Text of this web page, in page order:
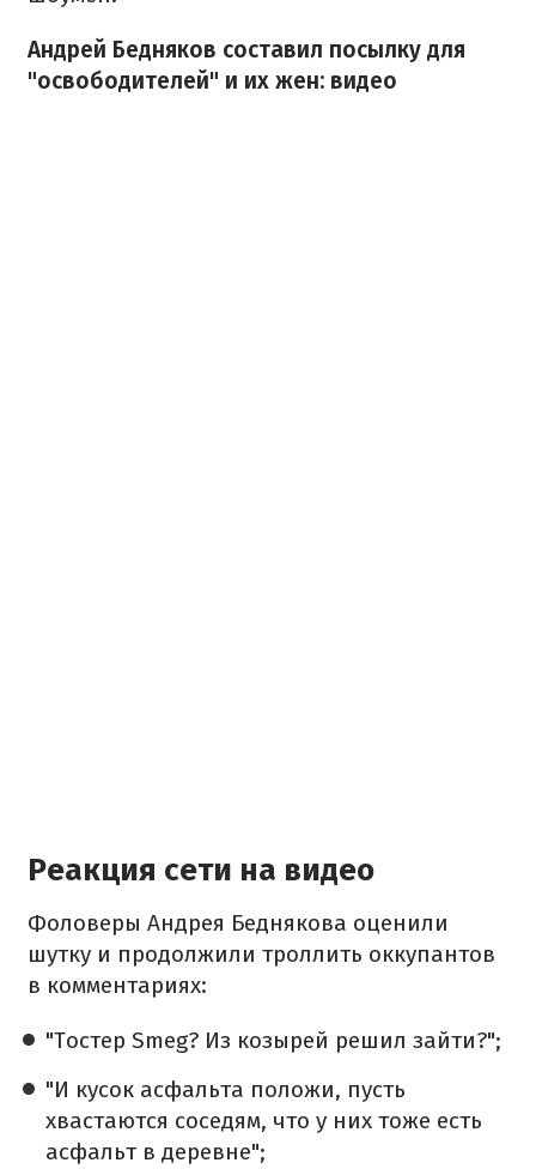
Андрей Бедняков составил посылку для
"освободителей" и их жен: видео
Реакция сети на видео
Фоловеры Андрея Беднякова оценили
шутку и продолжили троллить оккупантов
в комментариях:
"Тостер Smeg? Из козырей решил зайти?";
"И кусок асфальта положи, пусть
хвастаются соседям, что у них тоже есть
асфальт в деревне";